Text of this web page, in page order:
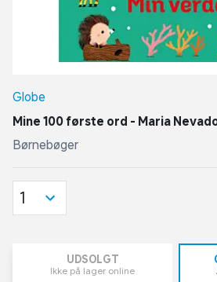
Globe
Mine 100 første ord - Maria
Børnebøger
1
UDSOLGT
Ikke på lager online